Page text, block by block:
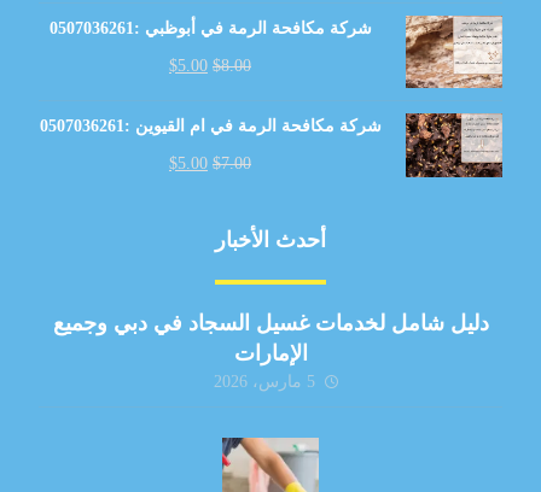
شركة مكافحة الرمة في أبوظبي :0507036261
$8.00
$5.00
شركة مكافحة الرمة في ام القيوين :0507036261
$7.00
$5.00
أحدث الأخبار
دليل شامل لخدمات غسيل السجاد في دبي وجميع
الإمارات
5 مارس، 2026